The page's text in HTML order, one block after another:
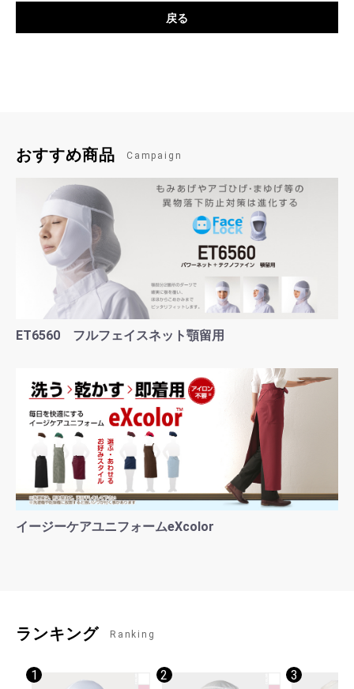
戻る
おすすめ商品 Campaign
ET6560 フルフェイスネット顎留用
イージーケアユニフォームeXcolor
ランキング Ranking
1 2 3